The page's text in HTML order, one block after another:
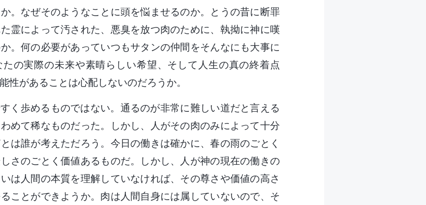
。なぜそのようなことに頭を悩ませるのか。とうの昔に断罪
霊によって汚された、悪臭を放つ肉のために、執拗に神に嘆
。何の必要があっていつもサタンの仲間をそんなにも大事に
の実際の未来や素晴らしい希望、そして人生の真の終着点
性があることは心配しないのだろうか。
く歩めるものではない。通るのが非常に難しい道だと言える
めて稀なものだった。しかし、人がその肉のみによって十分
は誰が考えただろう。今日の働きは確かに、春の雨のごとく
さのごとく価値あるものだ。しかし、人が神の現在の働きの
は人間の本質を理解していなければ、その尊さや価値の高さ
ことができようか。肉は人間自身には属していないので、そ